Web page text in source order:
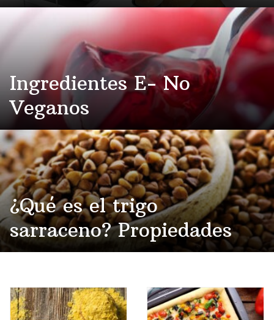
Ingredientes E- No
Veganos
¿Qué es el trigo
sarraceno? Propiedades